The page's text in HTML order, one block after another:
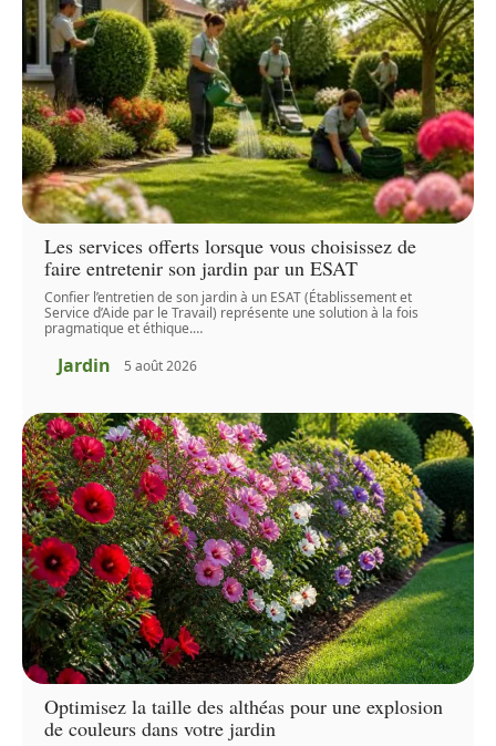
Les services offerts lorsque vous choisissez de
faire entretenir son jardin par un ESAT
Confier l’entretien de son jardin à un ESAT (Établissement et
Service d’Aide par le Travail) représente une solution à la fois
pragmatique et éthique.…
Jardin 5 août 2026
Optimisez la taille des althéas pour une explosion
de couleurs dans votre jardin